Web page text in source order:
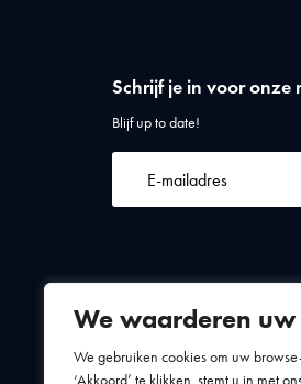
We waarderen
We gebruiken cookies om uw
‘Akkoord’ te klikken, stemt u in met
Schrijf je in voor onze
Blijf up to date!
Algemene voorwaarden